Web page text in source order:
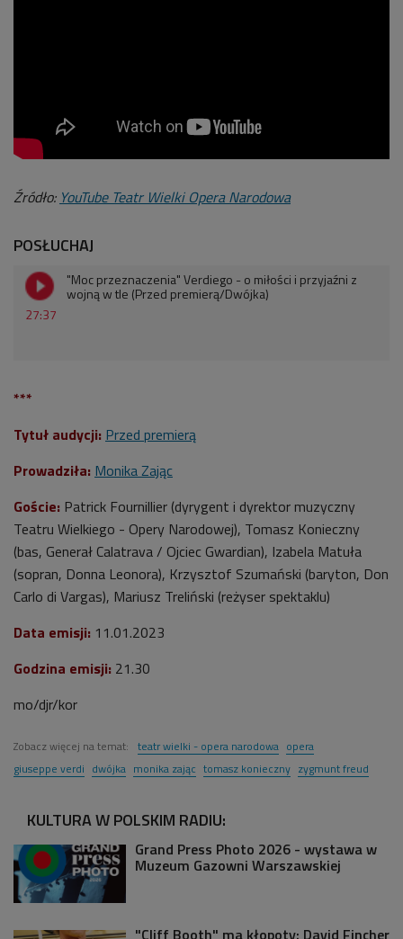
Źródło: YouTube Teatr Wielki Opera Narodowa
POSŁUCHAJ
27:37
"Moc przeznaczenia" Verdiego - o miłości i przyjaźni z
wojną w tle (Przed premierą/Dwójka)
***
Tytuł audycji: Przed premierą
Prowadziła: Monika Zając
Goście: Patrick Fournillier (dyrygent i dyrektor muzyczny
Teatru Wielkiego - Opery Narodowej), Tomasz Konieczny
(bas, Generał Calatrava / Ojciec Gwardian), Izabela Matuła
(sopran, Donna Leonora), Krzysztof Szumański (baryton, Don
Carlo di Vargas), Mariusz Treliński (reżyser spektaklu)
Data emisji: 11.01.2023
Godzina emisji: 21.30
mo/djr/kor
Zobacz więcej na temat: teatr wielki - opera narodowa opera
giuseppe verdi dwójka monika zając tomasz konieczny zygmunt freud
KULTURA W POLSKIM RADIU:
Grand Press Photo 2026 - wystawa w
Muzeum Gazowni Warszawskiej
"Cliff Booth" ma kłopoty: David Fincher